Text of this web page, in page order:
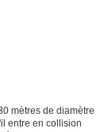
mètres de diamètre
entre en collision